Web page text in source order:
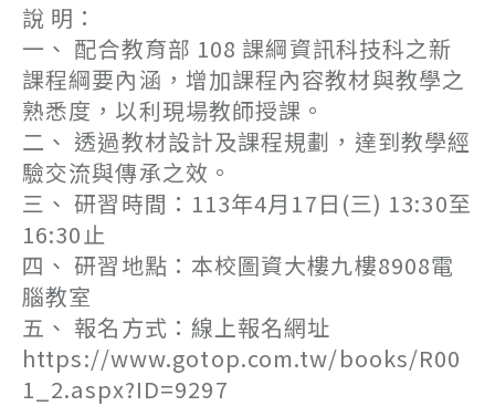
說 明：
一、 配合教育部 108 課綱資訊科技科之新
課程綱要內涵，增加課程內容教材與教學之
熟悉度，以利現場教師授課。
二、 透過教材設計及課程規劃，達到教學經
驗交流與傳承之效。
三、 研習時間：113年4月17日(三) 13:30至
16:30止
四、 研習地點：本校圖資大樓九樓8908電
腦教室
五、 報名方式：線上報名網址
https://www.gotop.com.tw/books/R00
1_2.aspx?ID=9297